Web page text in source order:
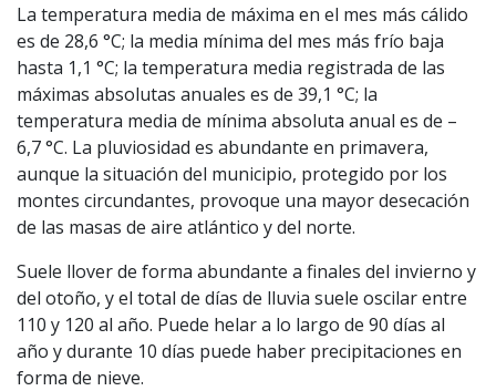
La temperatura media de máxima en el mes más cálido
es de 28,6 °C; la media mínima del mes más frío baja
hasta 1,1 °C; la temperatura media registrada de las
máximas absolutas anuales es de 39,1 °C; la
temperatura media de mínima absoluta anual es de –
6,7 °C. La pluviosidad es abundante en primavera,
aunque la situación del municipio, protegido por los
montes circundantes, provoque una mayor desecación
de las masas de aire atlántico y del norte.
Suele llover de forma abundante a finales del invierno y
del otoño, y el total de días de lluvia suele oscilar entre
110 y 120 al año. Puede helar a lo largo de 90 días al
año y durante 10 días puede haber precipitaciones en
forma de nieve.